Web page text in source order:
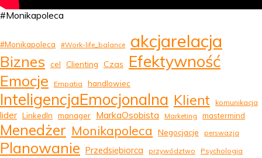
#Monikapoleca
#Monikapoleca #Work-life_balance akcjarelacja
Biznes cel Clienting Czas Efektywność
Emocje Empatia handlowiec
InteligencjaEmocjonalna Klient komunikacja
lider LinkedIn manager MarkaOsobista Marketing mastermind
Menedżer Monikapoleca Negocjacje perswazja
Planowanie Przedsiębiorca przywództwo
Psychologia